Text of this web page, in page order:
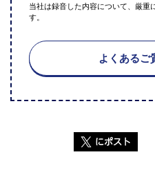
当社は録音した内容について、厳重
す。
よくあるご